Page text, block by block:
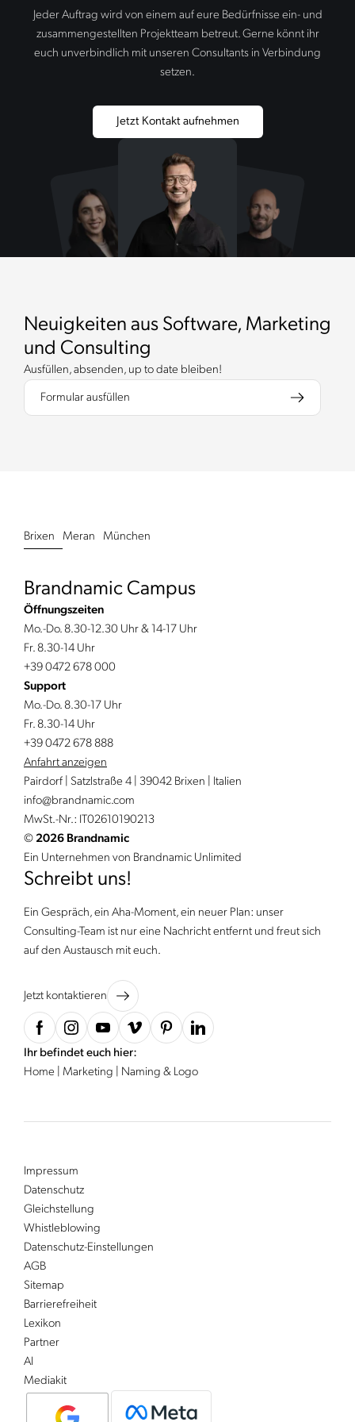
Linie in Print und Web machen wir sie
unverwechselbar.
Jeder Auftrag wird von einem auf eure Bedürfnisse ein- und
zusammengestellten Projektteam betreut. Gerne könnt ihr
euch unverbindlich mit unseren Consultants in Verbindung
setzen.
Jetzt Kontakt aufnehmen
Neuigkeiten aus Software, Marketing
und Consulting
Ausfüllen, absenden, up to date bleiben!
Formular ausfüllen
Brixen Meran München
Brandnamic Campus
Öffnungszeiten
Mo.-Do. 8.30-12.30 Uhr & 14-17 Uhr
Fr. 8.30-14 Uhr
+39 0472 678 000
Support
Mo.-Do. 8.30-17 Uhr
Fr. 8.30-14 Uhr
+39 0472 678 888
Anfahrt anzeigen
Pairdorf | Satzlstraße 4 | 39042 Brixen | Italien
info@brandnamic.com
MwSt.-Nr.: IT02610190213
© 2026 Brandnamic
Ein Unternehmen von Brandnamic Unlimited
Schreibt uns!
Ein Gespräch, ein Aha-Moment, ein neuer Plan: unser
Consulting-Team ist nur eine Nachricht entfernt und freut sich
auf den Austausch mit euch.
Jetzt kontaktieren
Ihr befindet euch hier:
Home
Marketing Naming & Logo
Impressum
Datenschutz
Gleichstellung
Whistleblowing
Datenschutz-Einstellungen
AGB
Sitemap
Barrierefreiheit
Lexikon
Partner
AI
Mediakit